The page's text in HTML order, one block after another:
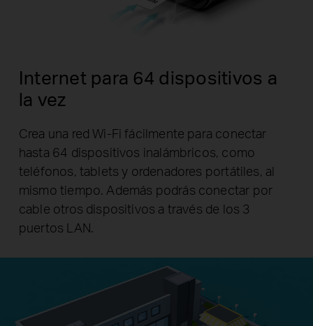
Internet para 64 dispositivos a
la vez
Crea una red Wi-Fi fácilmente para conectar
hasta 64 dispositivos inalámbricos, como
teléfonos, tablets y ordenadores portátiles, al
mismo tiempo. Además podrás conectar por
cable otros dispositivos a través de los 3
puertos LAN.